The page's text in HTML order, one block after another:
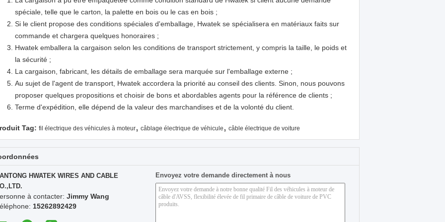
spéciale, telle que le carton, la palette en bois ou le cas en bois ;
Si le client propose des conditions spéciales d'emballage, Hwatek se spécialisera en matériaux faits sur
commande et chargera quelques honoraires ;
Hwatek emballera la cargaison selon les conditions de transport strictement, y compris la taille, le poids et
la sécurité ;
La cargaison, fabricant, les détails de emballage sera marquée sur l'emballage externe ;
Au sujet de l'agent de transport, Hwatek accordera la priorité au conseil des clients. Sinon, nous pouvons
proposer quelques propositions et choisir de bons et abordables agents pour la référence de clients ;
Terme d'expédition, elle dépend de la valeur des marchandises et de la volonté du client.
Tag: fil électrique des véhicules à moteur, câblage électrique de véhicule , câble électrique de voiture
HWATEK WIRES AND CABLE
à contacter: Jimmy Wang
15262892429
Envoyez votre demande directement à nous